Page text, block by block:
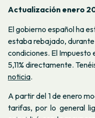
Actualización enero
El gobierno español ha
estaba rebajado,
condiciones. El
5,11% directamente.
noticia.
A partir del 1 de enero
tarifas, por lo general